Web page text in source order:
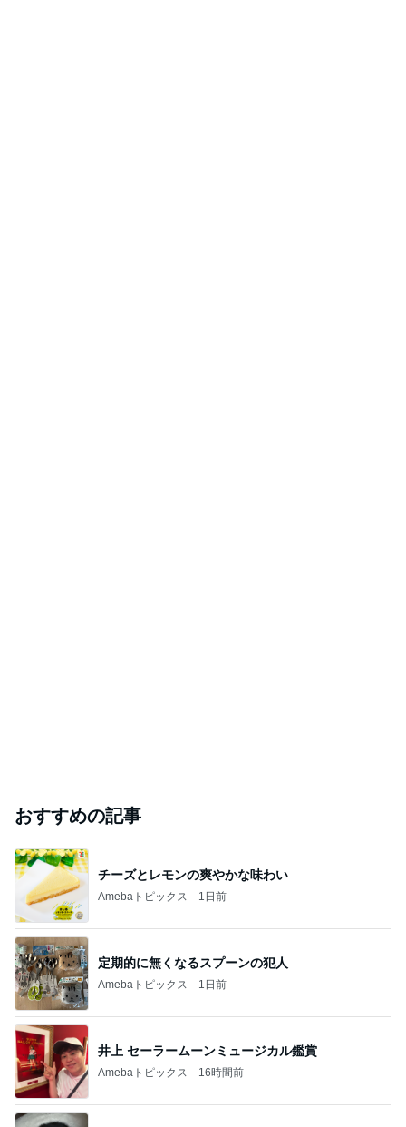
おすすめの記事
チーズとレモンの爽やかな味わい
Amebaトピックス 1日前
定期的に無くなるスプーンの犯人
Amebaトピックス 1日前
井上 セーラームーンミュージカル鑑賞
Amebaトピックス 16時間前